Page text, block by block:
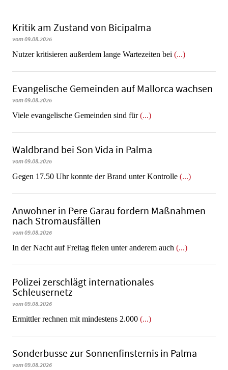
Kritik am Zustand von Bicipalma
vom 09.08.2026
Nutzer kritisieren außerdem lange Wartezeiten bei (...)
Evangelische Gemeinden auf Mallorca wachsen
vom 09.08.2026
Viele evangelische Gemeinden sind für(...)
Waldbrand bei Son Vida in Palma
vom 09.08.2026
Gegen 17.50 Uhr konnte der Brand unter Kontrolle (...)
Anwohner in Pere Garau fordern Maßnahmen
nach Stromausfällen
vom 09.08.2026
In der Nacht auf Freitag fielen unter anderem auch (...)
Polizei zerschlägt internationales
Schleusernetz
vom 09.08.2026
Ermittler rechnen mit mindestens 2.000 (...)
Sonderbusse zur Sonnenfinsternis in Palma
vom 09.08.2026